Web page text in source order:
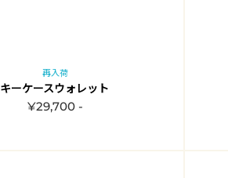
再入荷
キーケースウォレット
¥29,700 -